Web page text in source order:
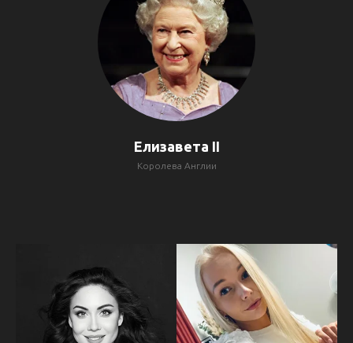
Елизавета II
Королева Англии